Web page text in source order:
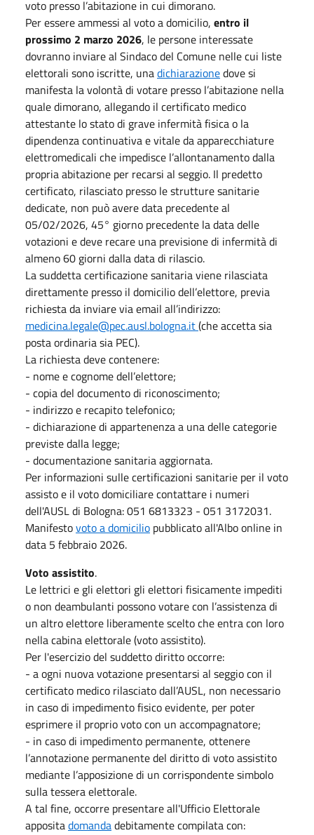
voto presso l’abitazione in cui dimorano.
Per essere ammessi al voto a domicilio, entro il
prossimo 2 marzo 2026, le persone interessate
dovranno inviare al Sindaco del Comune nelle cui liste
elettorali sono iscritte, unadichiarazionedove si
manifesta la volontà di votare presso l’abitazione nella
quale dimorano, allegando il certificato medico
attestante lo stato di grave infermità fisica o la
dipendenza continuativa e vitale da apparecchiature
elettromedicali che impedisce l’allontanamento dalla
propria abitazione per recarsi al seggio. Il predetto
certificato, rilasciato presso le strutture sanitarie
dedicate, non può avere data precedente al
05/02/2026, 45° giorno precedente la data delle
votazioni e deve recare una previsione di infermità di
almeno 60 giorni dalla data di rilascio.
La suddetta certificazione sanitaria viene rilasciata
direttamente presso il domicilio dell’elettore, previa
richiesta da inviare via email all’indirizzo:
medicina.legale@pec.ausl.bologna.it(che accetta sia
posta ordinaria sia PEC).
La richiesta deve contenere:
- nome e cognome dell’elettore;
- copia del documento di riconoscimento;
- indirizzo e recapito telefonico;
- dichiarazione di appartenenza a una delle categorie
previste dalla legge;
- documentazione sanitaria aggiornata.
Per informazioni sulle certificazioni sanitarie per il voto
assisto e il voto domiciliare contattare i numeri
dell'AUSL di Bologna: 051 6813323 - 051 3172031.
Manifestovoto a domicilio pubblicato all'Albo online in
data 5 febbraio 2026.
Voto assistito.
Le lettrici e gli elettori gli elettori fisicamente impediti
o non deambulanti possono votare con l’assistenza di
un altro elettore liberamente scelto che entra con loro
nella cabina elettorale (voto assistito).
Per l'esercizio del suddetto diritto occorre:
- a ogni nuova votazione presentarsi al seggio con il
certificato medico rilasciato dall’AUSL, non necessario
in caso di impedimento fisico evidente, per poter
esprimere il proprio voto con un accompagnatore;
- in caso di impedimento permanente, ottenere
l’annotazione permanente del diritto di voto assistito
mediante l’apposizione di un corrispondente simbolo
sulla tessera elettorale.
A tal fine, occorre presentare all'Ufficio Elettorale
appositadomandadebitamente compilata con: